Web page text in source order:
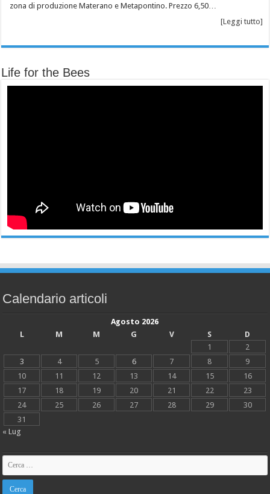
zona di produzione Materano e Metapontino. Prezzo 6,50…
[Leggi tutto]
Life for the Bees
Calendario articoli
Agosto 2026
L
M M G V S
D
1
2
3
4 5 6 7 8
9
10
11 12 13 14 15
16
17
18 19 20 21 22
23
24
25 26 27 28 29
30
31
« Lug